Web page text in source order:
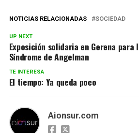
NOTICIAS RELACIONADAS SOCIEDAD
UP NEXT
Exposición solidaria en Gerena
Síndrome de Angelman
TE INTERESA
El tiempo: Ya queda poco
Aionsur.com